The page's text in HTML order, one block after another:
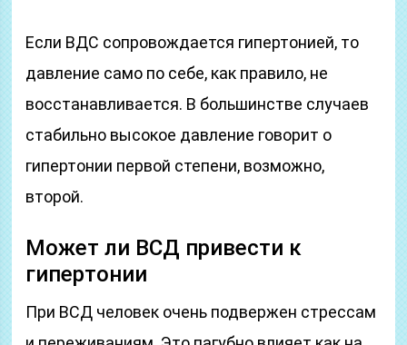
Если ВДС сопровождается гипертонией, то
давление само по себе, как правило, не
восстанавливается. В большинстве случаев
стабильно высокое давление говорит о
гипертонии первой степени, возможно,
второй.
Может ли ВСД привести к
гипертонии
При ВСД человек очень подвержен стрессам